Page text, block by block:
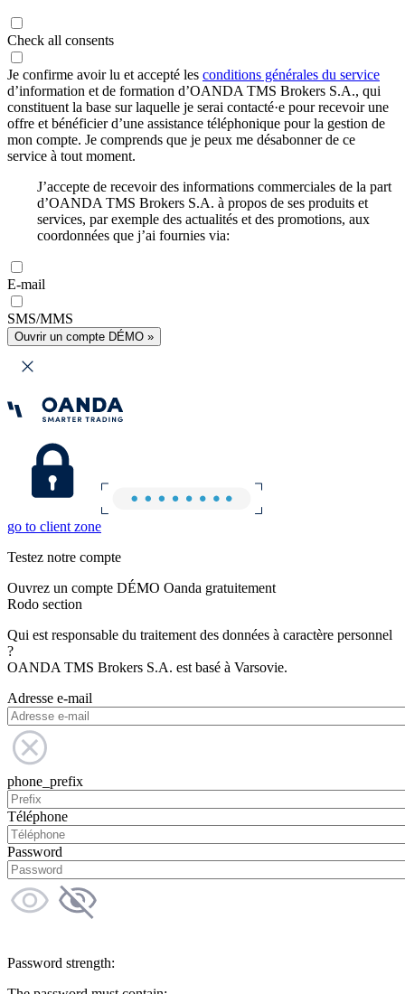
Check all consents
Je confirme avoir lu et accepté les conditions générales du service
d’information et de formation d’OANDA TMS Brokers S.A., qui
constituent la base sur laquelle je serai contacté·e pour recevoir une
offre et bénéficier d’une assistance téléphonique pour la gestion de
mon compte. Je comprends que je peux me désabonner de ce
service à tout moment.
J’accepte de recevoir des informations commerciales de la part
d’OANDA TMS Brokers S.A. à propos de ses produits et
services, par exemple des actualités et des promotions, aux
coordonnées que j’ai fournies via:
E-mail
SMS/MMS
Ouvrir un compte DÉMO »
go to client zone
Testez notre compte
Ouvrez un compte DÉMO Oanda gratuitement
Rodo section
Qui est responsable du traitement des données à caractère personnel
?
OANDA TMS Brokers S.A. est basé à Varsovie.
Adresse e-mail
phone_prefix
Téléphone
Password
Password strength: